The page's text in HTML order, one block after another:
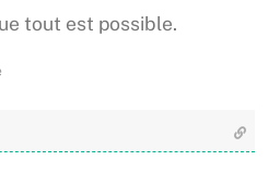
tout est possible.